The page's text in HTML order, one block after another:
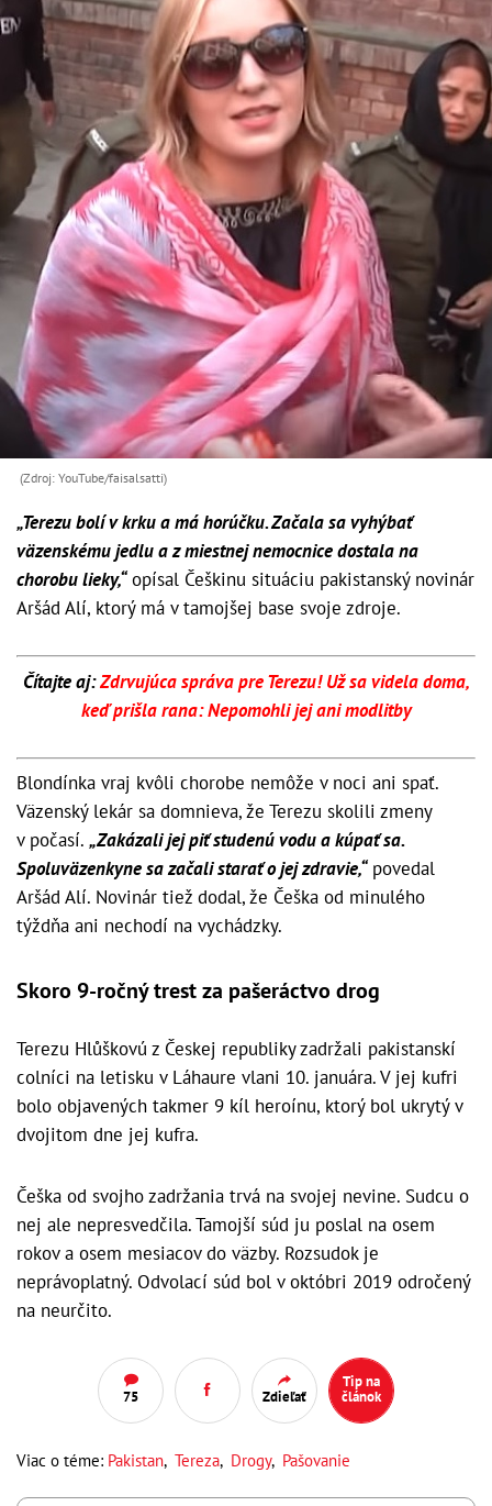
(Zdroj: YouTube/faisalsatti)
„Terezu bolí v krku a má horúčku. Začala sa vyhýbať
väzenskému jedlu a z miestnej nemocnice dostala na
chorobu lieky,“opísal Češkinu situáciu pakistanský novinár
Aršád Alí, ktorý má v tamojšej base svoje zdroje.
Čítajte aj:Zdrvujúca správa pre Terezu! Už sa videla doma,
keď prišla rana: Nepomohli jej ani modlitby
Blondínka vraj kvôli chorobe nemôže v noci ani spať.
Väzenský lekár sa domnieva, že Terezu skolili zmeny
v počasí. „Zakázali jej piť studenú vodu a kúpať sa.
Spoluväzenkyne sa začali starať o jej zdravie,“povedal
Aršád Alí. Novinár tiež dodal, že Češka od minulého
týždňa ani nechodí na vychádzky.
Skoro 9-ročný trest za pašeráctvo drog
Terezu Hlůškovú z Českej republiky zadržali pakistanskí
colníci na letisku v Láhaure vlani 10. januára. V jej kufri
bolo objavených takmer 9 kíl heroínu, ktorý bol ukrytý v
dvojitom dne jej kufra.
Češka od svojho zadržania trvá na svojej nevine. Sudcu o
nej ale nepresvedčila. Tamojší súd ju poslal na osem
rokov a osem mesiacov do väzby. Rozsudok je
neprávoplatný. Odvolací súd bol v októbri 2019 odročený
na neurčito.
75 Zdieľať
Tip na
článok
Viac o téme: Pakistan, Tereza, Drogy, Pašovanie